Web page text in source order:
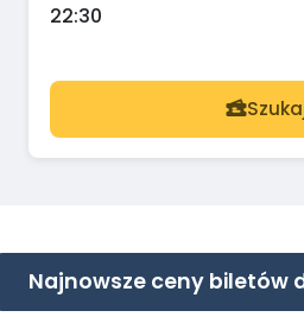
22:30
Najnowsze ceny biletów